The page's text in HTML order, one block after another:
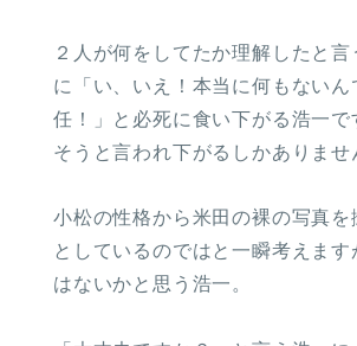
２人が何をしてたか理解したと
に「い、いえ！本当に何もないん
任！」と必死に食い下がる浩一で
そうと言われ下がるしかありませ
小松の性格から米田の裸の写真を
としているのではと一瞬考えま
はないかと思う浩一。